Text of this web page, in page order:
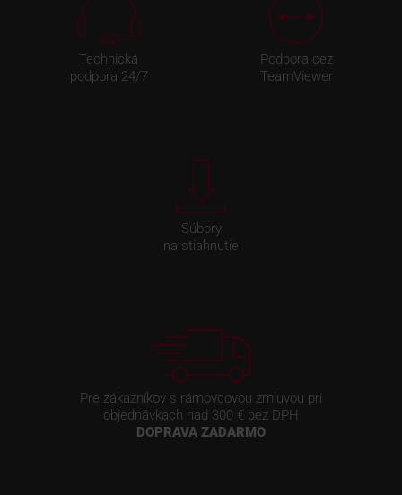
Technická
podpora 24/7
Podpora cez
TeamViewer
Súbory
na stiahnutie
Pre zákazníkov s rámovcovou zmluvou pri
objednávkach nad 300 € bez DPH
DOPRAVA ZADARMO